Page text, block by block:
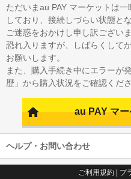
ただいまau PAY マーケットは
しており、接続しづらい状態と
ご迷惑をおかけし申し訳ございま
恐れ入りますが、しばらくして
お願いします。
また、購入手続き中にエラーが
歴」から購入状況をご確認くださ
au PAY マ
ヘルプ・お問い合わせ
ご利用規約| プ